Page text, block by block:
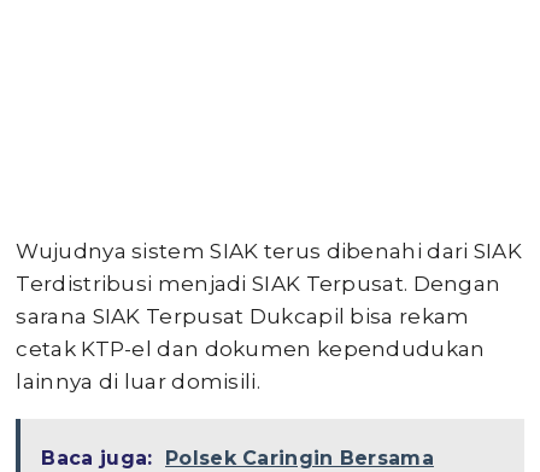
Wujudnya sistem SIAK terus dibenahi dari SIAK
Terdistribusi menjadi SIAK Terpusat. Dengan
sarana SIAK Terpusat Dukcapil bisa rekam
cetak KTP-el dan dokumen kependudukan
lainnya di luar domisili.
Baca juga:
Polsek Caringin Bersama